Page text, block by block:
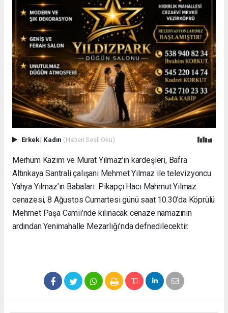
Erkek| Kadın (Haberi Sesli Oku)
Merhum Kazım ve Murat Yılmaz’ın kardeşleri, Bafra
Altınkaya Santrali çalışanı Mehmet Yılmaz ile televizyoncu
Yahya Yılmaz’ın Babaları Pikapçı Hacı Mahmut Yılmaz
cenazesi, 8 Ağustos Cumartesi günü saat 10.30’da Köprülü
Mehmet Paşa Camii’nde kılınacak cenaze namazının
ardından Yenimahalle Mezarlığı’nda defnedilecektir.